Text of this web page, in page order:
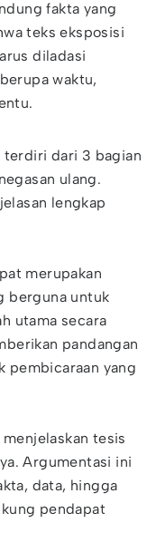
fakta yang
teks eksposisi
diladasi
waktu,
terdiri dari 3 bagian
ulang.
lengkap
merupakan
berguna untuk
utama secara
pandangan
pembicaraan yang
tesis
Argumentasi ini
data, hingga
pendapat